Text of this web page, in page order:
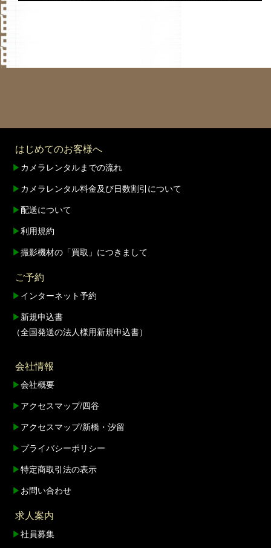
はじめてのお客様へ
▶ カメラレンタルまでの流れ
▶ カメラレンタル料金及び日数割引について
▶配送について
▶利用規約
▶撮影機材の「買取」につきまして
ご予約
▶ インターネット予約
▶ 新規申込書
（全国発送の法人様用新規申込書）
会社情報
▶会社概要
▶ アクセスマップ/四谷
▶ アクセスマップ/新橋・汐留
▶ プライバシーポリシー
▶特定商取引法の表示
▶ お問い合わせ
求人案内
▶社員募集